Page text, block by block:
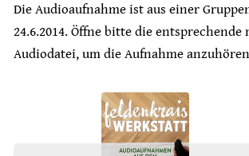
Die Audioaufnahme ist aus einer
24.6.2014. Öffne bitte die entsprechende
Audiodatei, um die Aufnahme